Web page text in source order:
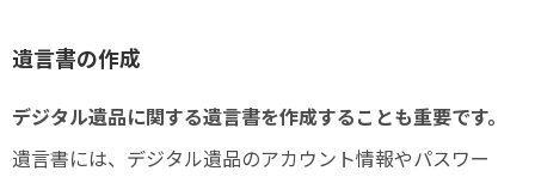
遺言書の作成
デジタル遺品に関する遺言書を作成することも重要です。
遺言書には、デジタル遺品のアカウント情報やパスワー